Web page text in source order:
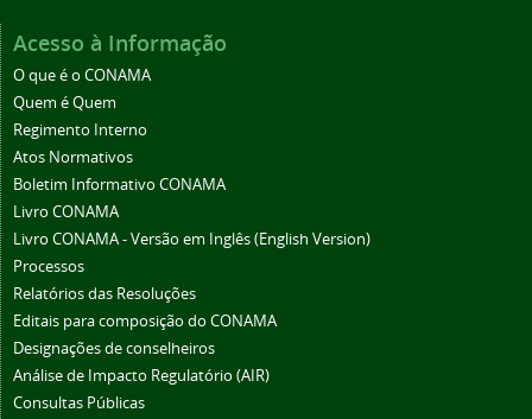
Acesso à Informação
O que é o CONAMA
Quem é Quem
Regimento Interno
Atos Normativos
Boletim Informativo CONAMA
Livro CONAMA
Livro CONAMA - Versão em Inglês (English Version)
Processos
Relatórios das Resoluções
Editais para composição do CONAMA
Designações de conselheiros
Análise de Impacto Regulatório (AIR)
Consultas Públicas